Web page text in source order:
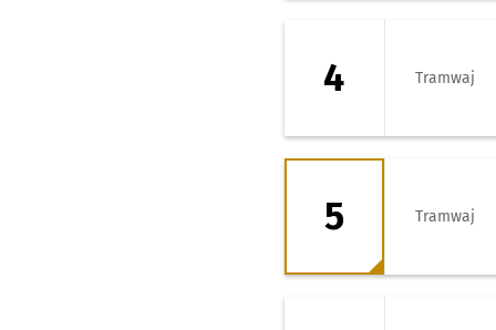
4 - kierunek
4 Tramwaj
5 - kierunek
5 Tramwaj